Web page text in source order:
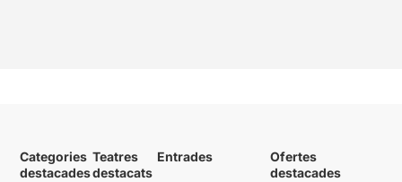
Categories
destacades
Teatres
destacats
Entrades
Ofertes
destacades